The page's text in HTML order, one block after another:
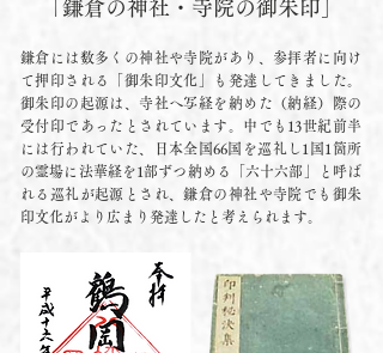
「鎌倉の神社・寺院の御朱印」
鎌倉には数多くの神社や寺院があり、参拝者に向け
て押印される「御朱印文化」も発達してきました。
御朱印の起源は、寺社へ写経を納めた（納経）際の
受付印であったとされています。中でも13世紀前半
には行われていた、日本全国66国を巡礼し1国1箇所
の霊場に法華経を1部ずつ納める「六十六部」と呼ば
れる巡礼が起源とされ、鎌倉の神社や寺院でも御朱
印文化がより広まり発達したと考えられます。